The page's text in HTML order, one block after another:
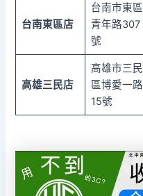
台南東區店
台南市東區
青年路307
號
高雄三民店
高雄市三民
區博愛一路
15號